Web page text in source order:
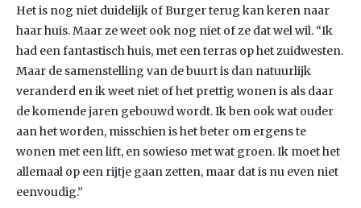
Het is nog niet duidelijk of Burger terug kan keren naar
haar huis. Maar ze weet ook nog niet of ze dat wel wil. “Ik
had een fantastisch huis, met een terras op het zuidwesten.
Maar de samenstelling van de buurt is dan natuurlijk
veranderd en ik weet niet of het prettig wonen is als daar
de komende jaren gebouwd wordt. Ik ben ook wat ouder
aan het worden, misschien is het beter om ergens te
wonen met een lift, en sowieso met wat groen. Ik moet het
allemaal op een rijtje gaan zetten, maar dat is nu even niet
eenvoudig.”